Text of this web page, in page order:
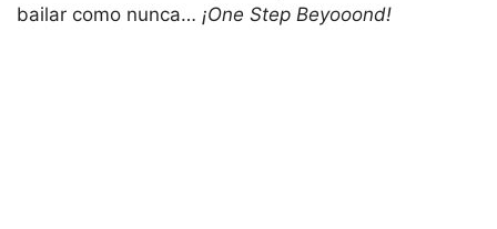
bailar como nunca… ¡One Step Beyooond!